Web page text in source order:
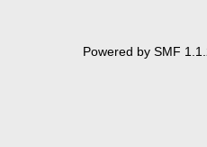
Powered by SMF